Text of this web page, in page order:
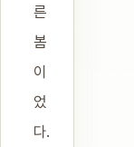
른
봄
이
었
다.